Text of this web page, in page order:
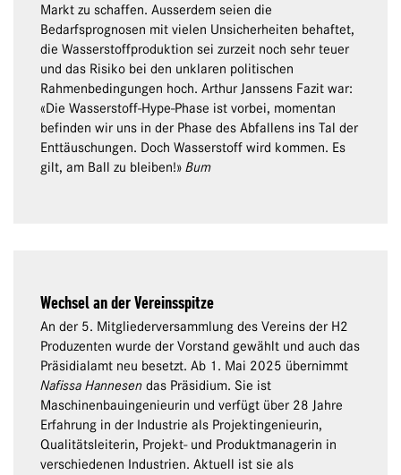
Markt zu schaffen. Ausserdem seien die
Bedarfsprognosen mit vielen Unsicherheiten behaftet,
die Wasserstoffproduktion sei zurzeit noch sehr teuer
und das Risiko bei den unklaren politischen
Rahmenbedingungen hoch. Arthur Janssens Fazit war:
«Die Wasserstoff-Hype-Phase ist vorbei, momentan
befinden wir uns in der Phase des Abfallens ins Tal der
Enttäuschungen. Doch Wasserstoff wird kommen. Es
gilt, am Ball zu bleiben!» Bum
Wechsel an der Vereinsspitze
An der 5. Mitgliederversammlung des Vereins der H2
Produzenten wurde der Vorstand gewählt und auch das
Präsidialamt neu besetzt. Ab 1. Mai 2025 übernimmt
Nafissa Hannesen das Präsidium. Sie ist
Maschinenbauingenieurin und verfügt über 28 Jahre
Erfahrung in der Industrie als Projektingenieurin,
Qualitätsleiterin, Projekt- und Produktmanagerin in
verschiedenen Industrien. Aktuell ist sie als